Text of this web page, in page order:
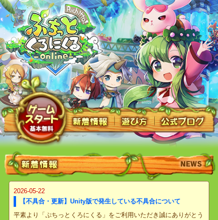
2026-05-22
【不具合・更新】Unity版で発生している不具合について